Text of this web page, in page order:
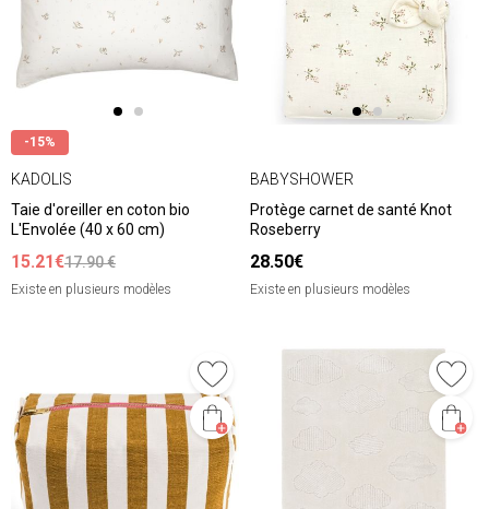
-15%
KADOLIS
Taie d'oreiller en coton bio
L'Envolée (40 x 60 cm)
15.21€17.90 €
Existe en plusieurs modèles
BABYSHOWER
Protège carnet de santé Knot
Roseberry
28.50€
Existe en plusieurs modèles